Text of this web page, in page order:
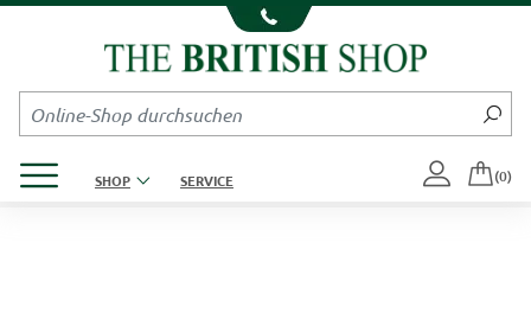
Kompletten Head der Seite überspringen
SHOP SERVICE (0)